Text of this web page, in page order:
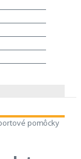
pomôcky